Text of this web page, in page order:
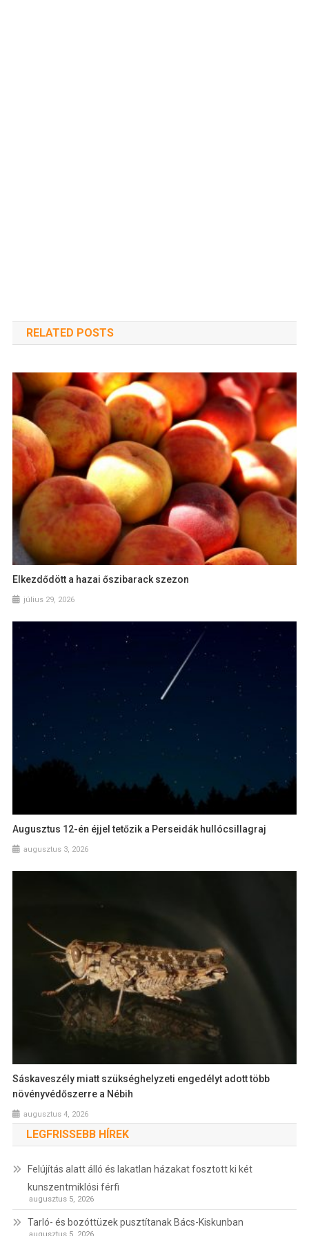
RELATED POSTS
Elkezdődött a hazai őszibarack szezon
július 29, 2026
Augusztus 12-én éjjel tetőzik a Perseidák hullócsillagraj
augusztus 3, 2026
Sáskaveszély miatt szükséghelyzeti engedélyt adott több
növényvédőszerre a Nébih
augusztus 4, 2026
LEGFRISSEBB HÍREK
Felújítás alatt álló és lakatlan házakat fosztott ki két
kunszentmiklósi férfi
augusztus 5, 2026
Tarló- és bozóttüzek pusztítanak Bács-Kiskunban
augusztus 5, 2026